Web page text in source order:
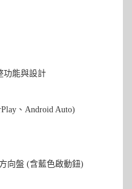
功能與設計
、Android Auto)
向盤 (含藍色啟動鈕)